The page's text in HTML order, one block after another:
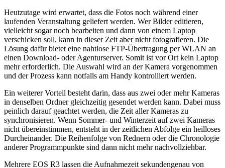
Heutzutage wird erwartet, dass die Fotos noch während einer
laufenden Veranstaltung geliefert werden. Wer Bilder editieren,
vielleicht sogar noch bearbeiten und dann von einem Laptop
verschicken soll, kann in dieser Zeit aber nicht fotografieren. Die
Lösung dafür bietet eine nahtlose FTP-Übertragung per WLAN an
einen Download- oder Agenturserver. Somit ist vor Ort kein Laptop
mehr erforderlich. Die Auswahl wird an der Kamera vorgenommen
und der Prozess kann notfalls am Handy kontrolliert werden.
Ein weiterer Vorteil besteht darin, dass aus zwei oder mehr Kameras
in denselben Ordner gleichzeitig gesendet werden kann. Dabei muss
peinlich darauf geachtet werden, die Zeit aller Kameras zu
synchronisieren. Wenn Sommer- und Winterzeit auf zwei Kameras
nicht übereinstimmen, entsteht in der zeitlichen Abfolge ein heilloses
Durcheinander. Die Reihenfolge von Rednern oder die Chronologie
anderer Programmpunkte sind dann nicht mehr nachvollziehbar.
Mehrere EOS R3 lassen die Aufnahmezeit sekundengenau von